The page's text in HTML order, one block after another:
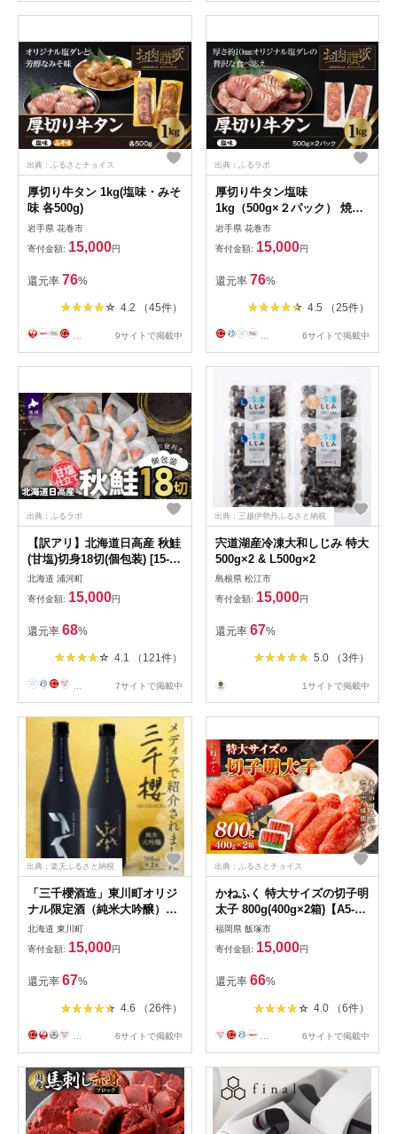
出典：ふるさとチョイス
厚切り牛タン 1kg(塩味・みそ
味 各500g)
岩手県 花巻市
寄付金額: 15,000円
還元率 76%
4.2 （45件）
9サイトで掲載中
出典：ふるラボ
厚切り牛タン塩味
1kg（500g×２パック） 焼肉
BBQ 【767】
岩手県 花巻市
寄付金額: 15,000円
還元率 76%
4.5 （25件）
6サイトで掲載中
出典：ふるラボ
【訳アリ】北海道日高産 秋鮭
(甘塩)切身18切(個包装) [15-
286]
北海道 浦河町
寄付金額: 15,000円
還元率 68%
4.1 （121件）
7サイトで掲載中
出典：三越伊勢丹ふるさと納税
宍道湖産冷凍大和しじみ 特大
500g×2 & L500g×2
島根県 松江市
寄付金額: 15,000円
還元率 67%
5.0 （3件）
1サイトで掲載中
出典：楽天ふるさと納税
「三千櫻酒造」東川町オリジ
ナル限定酒（純米大吟醸）2
種飲み比べセット
北海道 東川町
寄付金額: 15,000円
還元率 67%
4.6 （26件）
... 6サイトで掲載中
出典：ふるさとチョイス
かねふく 特大サイズの切子明
太子 800g(400g×2箱)【A5-
440】
福岡県 飯塚市
寄付金額: 15,000円
還元率 66%
4.0 （6件）
... 6サイトで掲載中